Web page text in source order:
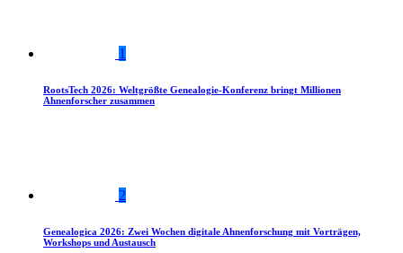
1
RootsTech 2026: Weltgrößte Genealogie-Konferenz bringt Millionen
Ahnenforscher zusammen
2
Genealogica 2026: Zwei Wochen digitale Ahnenforschung mit Vorträgen,
Workshops und Austausch